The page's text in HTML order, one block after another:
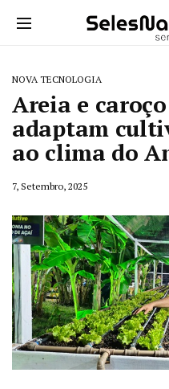
NOVA TECNOLOGIA
Areia e
adaptam
ao clima do
7, Setembro, 2025